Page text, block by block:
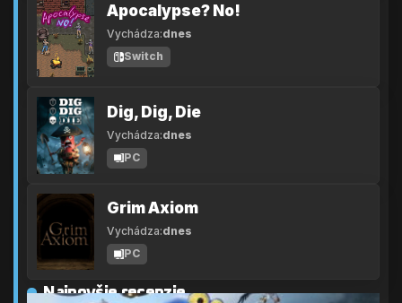
Apocalypse? No!
Vychádza:dnes
Switch
Dig, Dig, Die
Vychádza:dnes
PC
Grim Axiom
Vychádza:dnes
PC
Najnovšie recenzie